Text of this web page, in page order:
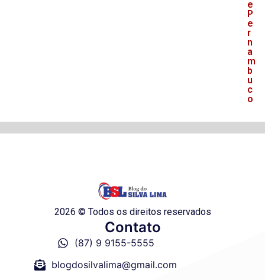
e
P
e
r
n
a
m
b
u
c
o
2026 © Todos os direitos reservados
Contato
(87) 9 9155-5555
blogdosilvalima@gmail.com